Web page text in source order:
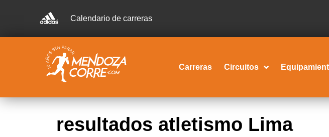
Calendario de carreras
Carreras Circuitos
resultados atletismo Lima